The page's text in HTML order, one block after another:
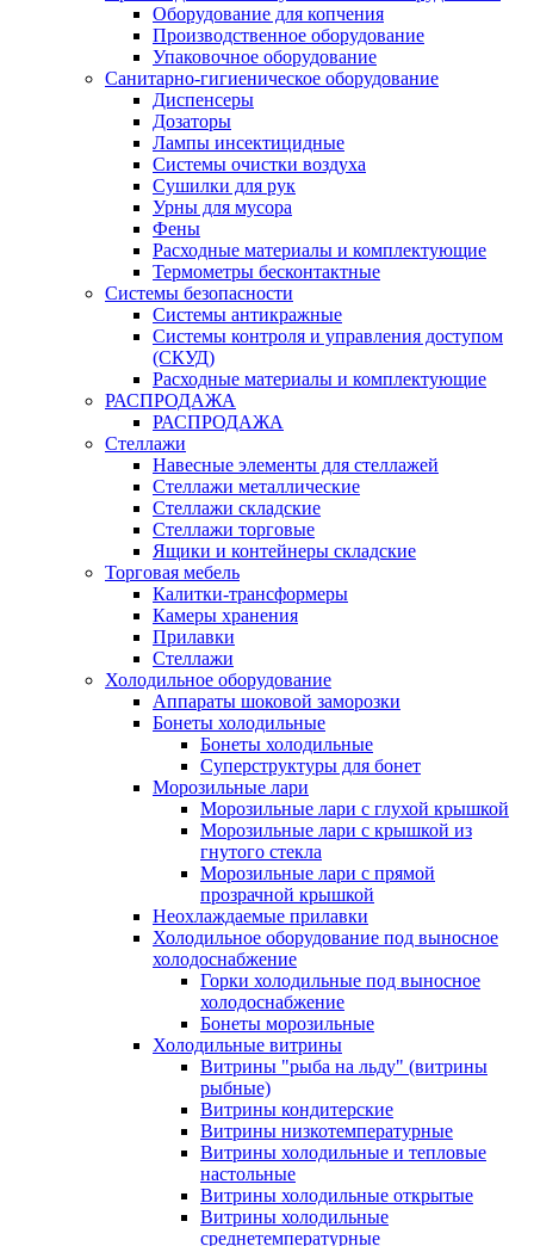
Оборудование для копчения
Производственное оборудование
Упаковочное оборудование
Санитарно-гигиеническое оборудование
Диспенсеры
Дозаторы
Лампы инсектицидные
Системы очистки воздуха
Сушилки для рук
Урны для мусора
Фены
Расходные материалы и комплектующие
Термометры бесконтактные
Системы безопасности
Системы антикражные
Системы контроля и управления доступом
(СКУД)
Расходные материалы и комплектующие
РАСПРОДАЖА
РАСПРОДАЖА
Стеллажи
Навесные элементы для стеллажей
Стеллажи металлические
Стеллажи складские
Стеллажи торговые
Ящики и контейнеры складские
Торговая мебель
Калитки-трансформеры
Камеры хранения
Прилавки
Стеллажи
Холодильное оборудование
Аппараты шоковой заморозки
Бонеты холодильные
Бонеты холодильные
Суперструктуры для бонет
Морозильные лари
Морозильные лари с глухой крышкой
Морозильные лари с крышкой из
гнутого стекла
Морозильные лари с прямой
прозрачной крышкой
Неохлаждаемые прилавки
Холодильное оборудование под выносное
холодоснабжение
Горки холодильные под выносное
холодоснабжение
Бонеты морозильные
Холодильные витрины
Витрины "рыба на льду" (витрины
рыбные)
Витрины кондитерские
Витрины низкотемпературные
Витрины холодильные и тепловые
настольные
Витрины холодильные открытые
Витрины холодильные
среднетемпературные